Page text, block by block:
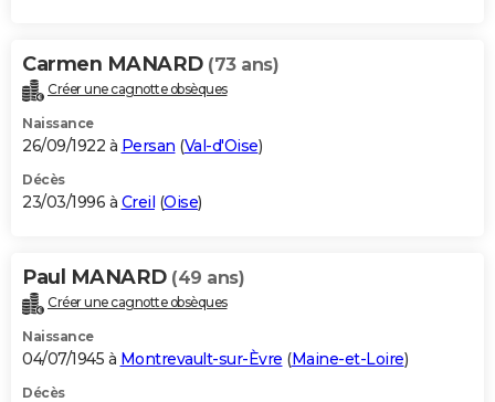
Carmen MANARD (73 ans)
Créer une cagnotte obsèques
Naissance
26/09/1922 à Persan (Val-d'Oise)
Décès
23/03/1996 à Creil (Oise)
Paul MANARD (49 ans)
Créer une cagnotte obsèques
Naissance
04/07/1945 à Montrevault-sur-Èvre (Maine-et-Loire)
Décès